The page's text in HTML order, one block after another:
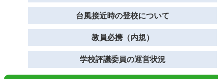
台風接近時の登校について
教員必携（内規）
学校評議委員の運営状況